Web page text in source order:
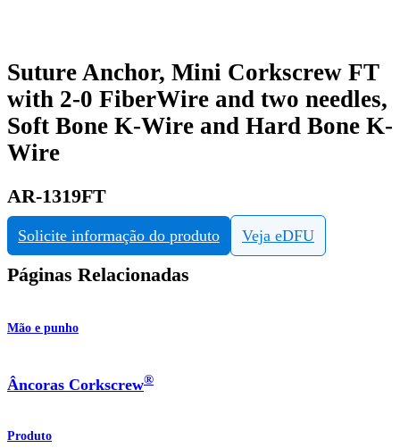
Suture Anchor, Mini Corkscrew FT
with 2-0 FiberWire and two needles,
Soft Bone K-Wire and Hard Bone K-
Wire
AR-1319FT
Solicite informação do produto Veja eDFU
Páginas Relacionadas
Mão e punho
Âncoras Corkscrew®
Produto